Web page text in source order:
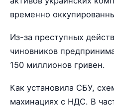
временно
Из-за преступных
чиновников
150 миллионов гривен.
Как установила СБУ,
махинациях с НДС. В